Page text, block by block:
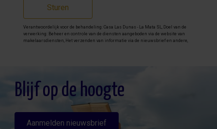
Sturen
Verantwoordelijk voor de behandeling: Casa Las Dunas - La Mata SL, Doel van de
verwerking: Beheer en controle van de diensten aangeboden via de website van
makelaarsdiensten, Het verzenden van informatie via de nieuwsbrief en andere,
gedetailleerde informatie over gegevensbescherming kan
geraadpleegd
Blijf op de hoogte
Aanmelden nieuwsbrief